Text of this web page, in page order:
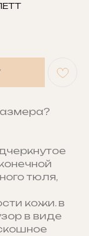
тюля,
кожи. в
в виде